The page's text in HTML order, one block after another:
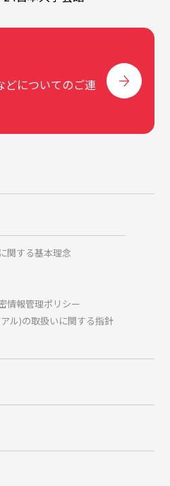
どについてのご連
関する基本理念
情報管理ポリシー
ル)の取扱いに関する指針